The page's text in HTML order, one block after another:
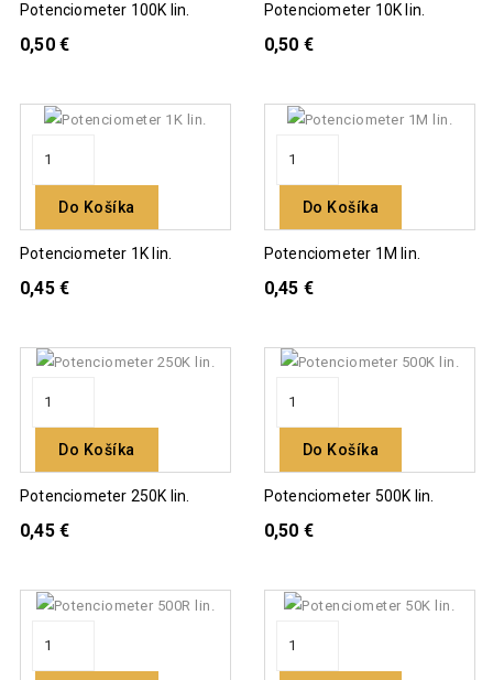
Potenciometer 100K lin.
0,50 €
Potenciometer 10K lin.
0,50 €
Do Košíka
Potenciometer 1K lin.
0,45 €
Do Košíka
Potenciometer 1M lin.
0,45 €
Do Košíka
Potenciometer 250K lin.
0,45 €
Do Košíka
Potenciometer 500K lin.
0,50 €